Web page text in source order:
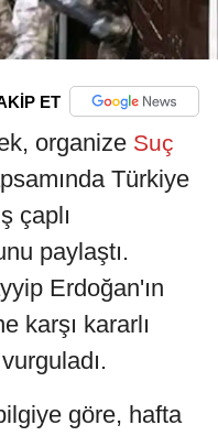
ET
organize Suç
Türkiye
çaplı
paylaştı.
Erdoğan'ın
karşı kararlı
göre, hafta